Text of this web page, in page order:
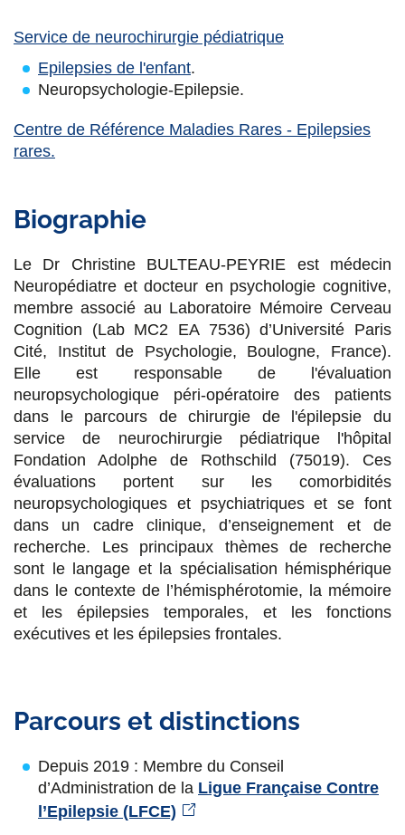
g
e
r
s
F
a
c
e
b
o
o
k
g
e
s
T
w
i
t
t
e
r
g
e
s
i
n
k
e
d
i
n
g
r
p
m
a
i
l
Service de neurochirurgie pédiatrique
Epilepsies de l'enfant.
Neuropsychologie-Epilepsie.
Centre de Référence Maladies Rares - Epilepsies
rares.
Biographie
Le Dr Christine BULTEAU-PEYRIE est médecin
Neuropédiatre et docteur en psychologie cognitive,
membre associé au Laboratoire Mémoire Cerveau
Cognition (Lab MC2 EA 7536) d’Université Paris
Cité, Institut de Psychologie, Boulogne, France).
Elle est responsable de l'évaluation
neuropsychologique péri-opératoire des patients
dans le parcours de chirurgie de l'épilepsie du
service de neurochirurgie pédiatrique l'hôpital
Fondation Adolphe de Rothschild (75019). Ces
évaluations portent sur les comorbidités
neuropsychologiques et psychiatriques et se font
dans un cadre clinique, d’enseignement et de
recherche. Les principaux thèmes de recherche
sont le langage et la spécialisation hémisphérique
dans le contexte de l’hémisphérotomie, la mémoire
et les épilepsies temporales, et les fonctions
exécutives et les épilepsies frontales.
Parcours et distinctions
Depuis 2019 : Membre du Conseil
d’Administration de la Ligue Française Contre
l’Epilepsie (LFCE)